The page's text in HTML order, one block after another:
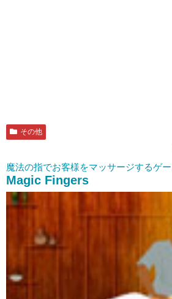
その他
魔法の指でお客様をマッサージするゲー
Magic Fingers